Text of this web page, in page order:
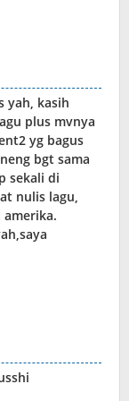
yah, kasih
plus mvnya
yg bagus
bgt sama
sekali di
nulis lagu,
amerika.